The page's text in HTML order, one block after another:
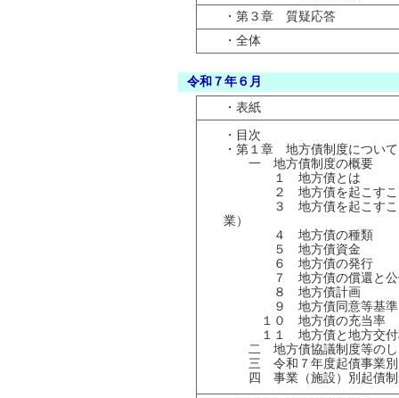
・第３章 質疑応答
・全体
令和７年６月
・表紙
・目次
・第１章 地方債制度について
一 地方債制度の概要
１ 地方債とは
２ 地方債を起こすこと
３ 地方債を起こすこと
業）
４ 地方債の種類
５ 地方債資
６ 地方債の発行
７ 地方債の償還と公
８ 地方債計画
９ 地方債同意等基準
１０ 地方債の充当率
１１ 地方債と地方交付
二 地方債協議制度等のし
三 令和７年度起債事業別
四 事業（施設）別起債制